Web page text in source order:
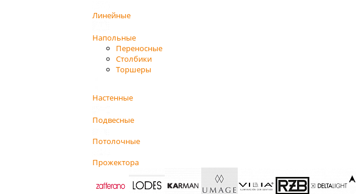
Линейные
Напольные
Переносные
Столбики
Торшеры
Настенные
Подвесные
Потолочные
Прожектора